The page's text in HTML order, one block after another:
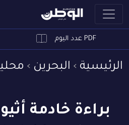
PDF عدد اليوم
الرئيسية البحرين
براءة خادمة